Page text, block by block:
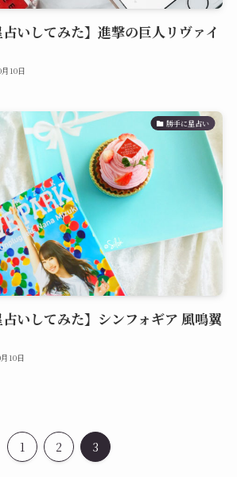
占いしてみた】進撃の巨人リヴァイ
10日
勝手に星占い
占いしてみた】シンフォギア 風鳴翼
10日
1 2 3